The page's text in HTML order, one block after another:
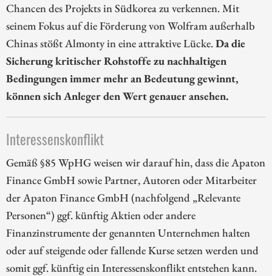
Chancen des Projekts in Südkorea zu verkennen. Mit
seinem Fokus auf die Förderung von Wolfram außerhalb
Chinas stößt Almonty in eine attraktive Lücke.Da die
Sicherung kritischer Rohstoffe zu nachhaltigen
Bedingungen immer mehr an Bedeutung gewinnt,
können sich Anleger den Wert genauer ansehen.
Interessenskonflikt
Gemäß §85 WpHG weisen wir darauf hin, dass die Apaton
Finance GmbH sowie Partner, Autoren oder Mitarbeiter
der Apaton Finance GmbH (nachfolgend „Relevante
Personen“) ggf. künftig Aktien oder andere
Finanzinstrumente der genannten Unternehmen halten
oder auf steigende oder fallende Kurse setzen werden und
somit ggf. künftig ein Interessenskonflikt entstehen kann.